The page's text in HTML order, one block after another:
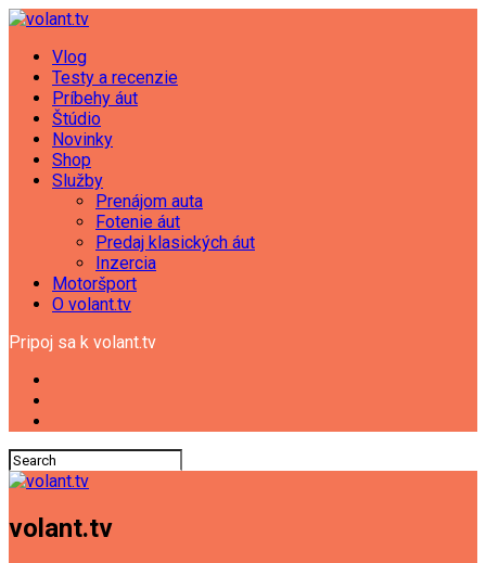
Vlog
Testy a recenzie
Príbehy áut
Štúdio
Novinky
Shop
Služby
Prenájom auta
Fotenie áut
Predaj klasických áut
Inzercia
Motoršport
O volant.tv
Pripoj sa k volant.tv
volant.tv